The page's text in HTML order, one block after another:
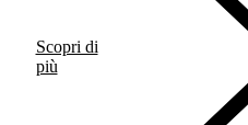
chiave del loro percorso di vita.
Scopri di
più